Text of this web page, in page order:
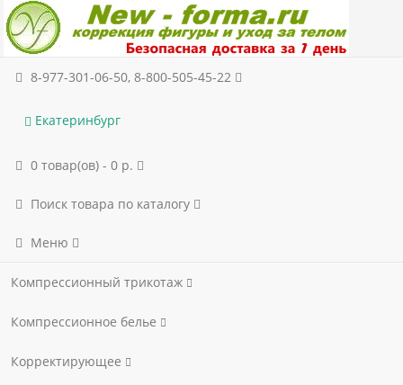
8-977-301-06-50, 8-800-505-45-22
Екатеринбург
0 товар(ов) - 0 р.
Поиск товара по каталогу
Меню
Компрессионный трикотаж
Компрессионное белье
Корректирующее